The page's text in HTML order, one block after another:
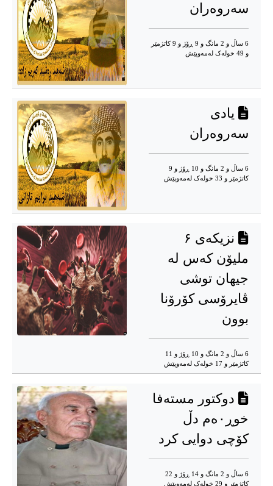
سەروەران
6 ساڵ و 2 مانگ و 9 ڕۆژ و 9 کاتژمێر
و 49 خوله‌ک له‌مه‌وپێش‌
یادی
سەروەران
6 ساڵ و 2 مانگ و 10 ڕۆژ و 9
کاتژمێر و 33 خوله‌ک له‌مه‌وپێش‌
نزیکەی ۶
ملیۆن کەس لە
جیهان توشی
ڤایرۆسی کۆرۆنا
بوون
6 ساڵ و 2 مانگ و 10 ڕۆژ و 11
کاتژمێر و 17 خوله‌ک له‌مه‌وپێش‌
دوکتور مستەفا
خوڕ٠ەم دڵ
کۆچی دوایی کرد
6 ساڵ و 2 مانگ و 14 ڕۆژ و 22
کاتژمێر و 29 خوله‌ک له‌مه‌وپێش‌